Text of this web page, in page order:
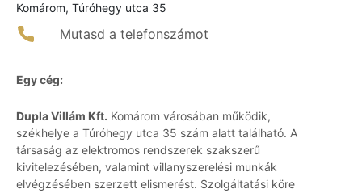
Komárom, Túróhegy utca 35
Mutasd a telefonszámot
Egy cég:
Dupla Villám Kft. Komárom városában működik,
székhelye a Túróhegy utca 35 szám alatt található. A
társaság az elektromos rendszerek szakszerű
kivitelezésében, valamint villanyszerelési munkák
elvégzésében szerzett elismerést. Szolgáltatási köre